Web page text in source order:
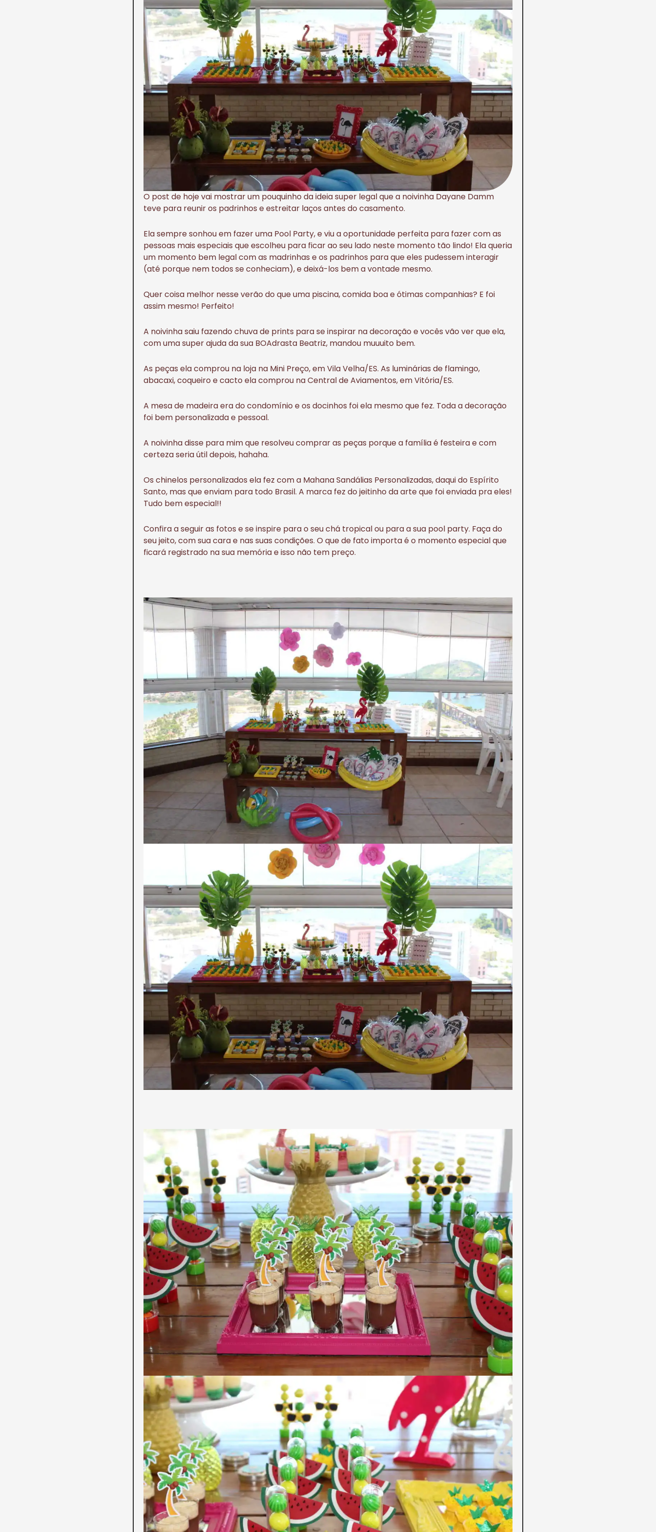
O post de hoje vai mostrar um pouquinho da ideia super legal que a noivinha Dayane Damm
teve para reunir os padrinhos e estreitar laços antes do casamento.
Ela sempre sonhou em fazer uma Pool Party, e viu a oportunidade perfeita para fazer com as
pessoas mais especiais que escolheu para ficar ao seu lado neste momento tão lindo! Ela queria
um momento bem legal com as madrinhas e os padrinhos para que eles pudessem interagir
(até porque nem todos se conheciam), e deixá-los bem a vontade mesmo.
Quer coisa melhor nesse verão do que uma piscina, comida boa e ótimas companhias? E foi
assim mesmo! Perfeito!
A noivinha saiu fazendo chuva de prints para se inspirar na decoração e vocês vão ver que ela,
com uma super ajuda da sua BOAdrasta Beatriz, mandou muuuito bem.
As peças ela comprou na loja na Mini Preço, em Vila Velha/ES. As luminárias de flamingo,
abacaxi, coqueiro e cacto ela comprou na Central de Aviamentos, em Vitória/ES.
A mesa de madeira era do condomínio e os docinhos foi ela mesmo que fez. Toda a decoração
foi bem personalizada e pessoal.
A noivinha disse para mim que resolveu comprar as peças porque a família é festeira e com
certeza seria útil depois, hahaha.
Os chinelos personalizados ela fez com a Mahana Sandálias Personalizadas, daqui do Espírito
Santo, mas que enviam para todo Brasil. A marca fez do jeitinho da arte que foi enviada pra eles!
Tudo bem especial!!
Confira a seguir as fotos e se inspire para o seu chá tropical ou para a sua pool party. Faça do
seu jeito, com sua cara e nas suas condições. O que de fato importa é o momento especial que
ficará registrado na sua memória e isso não tem preço.